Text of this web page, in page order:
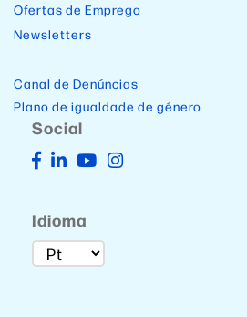
Ofertas de Emprego
Newsletters
Canal de Denúncias
Plano de igualdade de género
Social
Idioma